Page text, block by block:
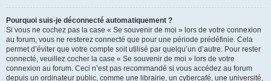
Pourquoi suis-je déconnecté automatiquement ?
Si vous ne cochez pas la case « Se souvenir de moi » lors de votre connexion
au forum, vous ne resterez connecté que pour une période prédéfinie. Cela
permet d’éviter que votre compte soit utilisé par quelqu’un d’autre. Pour rester
connecté, veuillez cocher la case « Se souvenir de moi » lors de votre
connexion au forum. Ceci n’est pas recommandé si vous accédez au forum
depuis un ordinateur public, comme une librairie, un cybercafé, une université,